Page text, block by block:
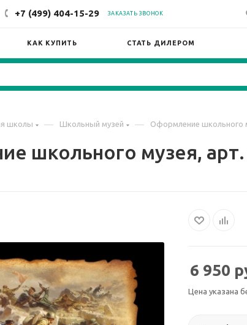
+7 (499) 404-15-29 ЗАКАЗАТЬ ЗВОНОК
КАК КУПИТЬ СТАТЬ ДИЛЕРОМ
школы — Школьный музей — Оформление школьного
школьного музея,
6 950
Цена указана